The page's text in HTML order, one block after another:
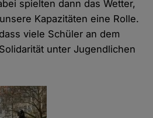
spielten dann das Wetter,
Kapazitäten eine Rolle.
viele Schüler an dem
unter Jugendlichen